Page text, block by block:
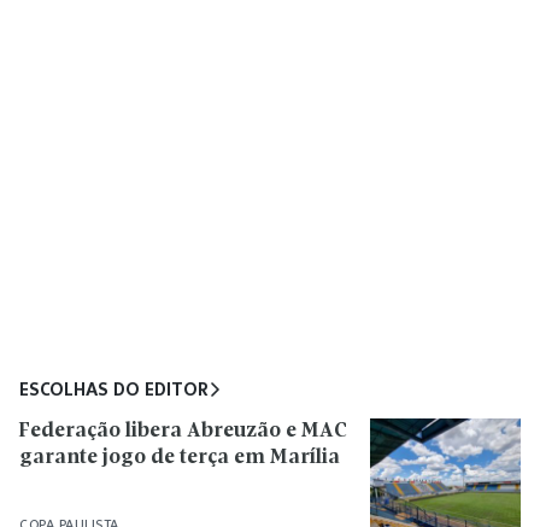
ESCOLHAS DO EDITOR
Federação libera Abreuzão e MAC
garante jogo de terça em Marília